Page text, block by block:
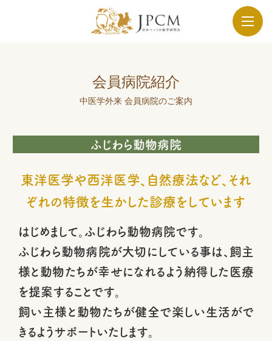
会員病院紹介
中医学外来 会員病院のご案内
ふじわら動物病院
東洋医学や西洋医学、自然療法など、それ
ぞれの特徴を生かした診療をしています
はじめまして。ふじわら動物病院です。
ふじわら動物病院が大切にしている事は、飼主
様と動物たちが幸せになれるよう納得した医療
を提案することです。
飼い主様と動物たちが健全で楽しい生活がで
きるようサポートいたします。